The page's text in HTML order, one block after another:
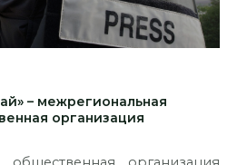
– межрегиональная
организация